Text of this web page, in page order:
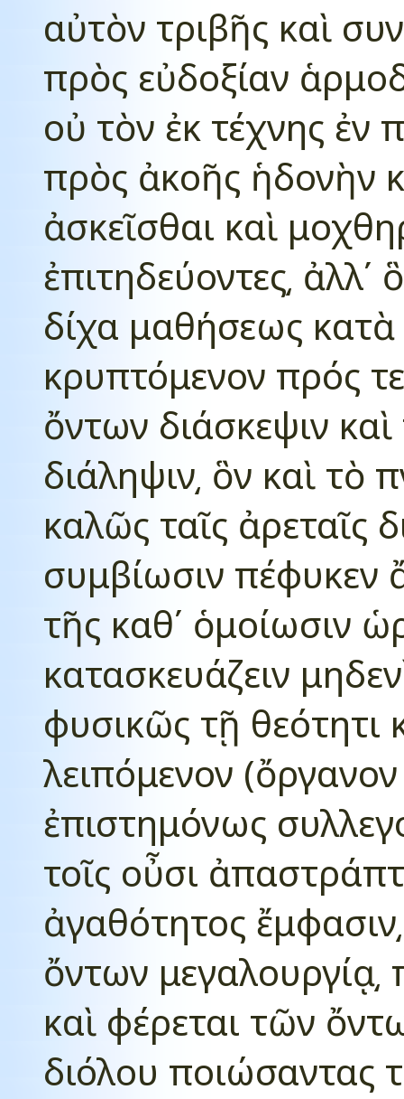
αὐτὸν τριβῆς καὶ
πρὸς εὐδοξίαν
οὐ τὸν ἐκ τέχνης ἐν
πρὸς ἀκοῆς ἡδονὴν
ἀσκεῖσθαι καὶ
ἐπιτηδεύοντες͵
δίχα μαθήσεως κατὰ
κρυπτόμενον πρός
ὄντων διάσκεψιν
διάληψιν͵ ὃν καὶ τὸ
καλῶς ταῖς ἀρεταῖς
συμβίωσιν πέφυκεν
τῆς καθ΄ ὁμοίωσιν
κατασκευάζειν
φυσικῶς τῇ θεότητι
λειπόμενον
ἐπιστημόνως
τοῖς οὖσι
ἀγαθότητος
ὄντων μεγαλουργίᾳ͵
καὶ φέρεται τῶν
διόλου ποιώσαντας